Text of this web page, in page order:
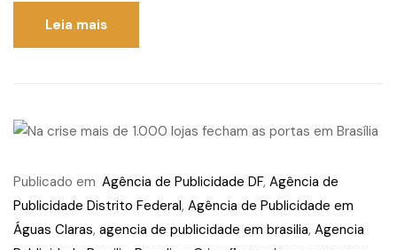
Leia mais
Publicado em Agência de Publicidade DF, Agência de
Publicidade Distrito Federal, Agência de Publicidade em
Águas Claras, agencia de publicidade em brasilia, Agencia